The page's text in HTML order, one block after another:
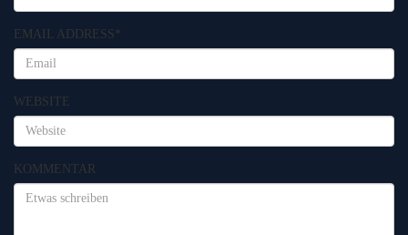
EMAIL ADDRESS*
WEBSITE
KOMMENTAR